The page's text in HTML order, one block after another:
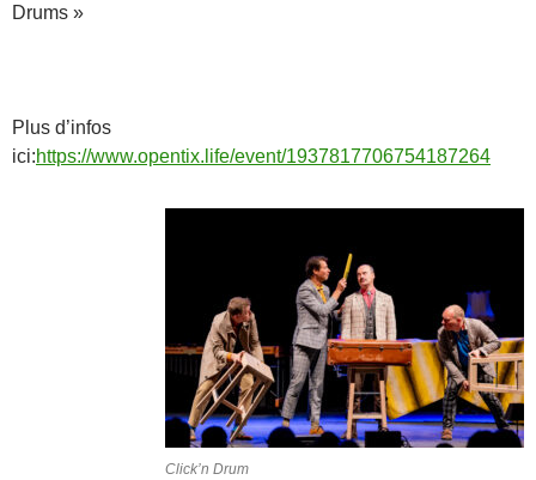
Drums »
Plus d’infos
ici:https://www.opentix.life/event/1937817706754187264
Click’n Drum